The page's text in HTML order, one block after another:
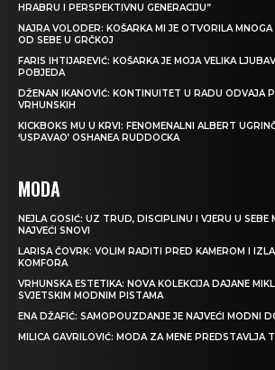
HRABRU I PERSPEKTIVNU GENERACIJU”
NAJRA VOLODER: KOŠARKA MI JE OTVORILA
OD SEBE U GRČKOJ
FARIS IHTIJAREVIĆ: KOŠARKA JE MOJA VELIKA
POBJEDA
DŽENAN IKANOVIĆ: KONTINUITET U RADU ODVAJA
VRHUNSKIH
KICKBOKS MU U KRVI: FENOMENALNI ALBERT
‘USPAVAO’ OSHANEA RUDDOCKA
MODA
NEJLA GOSIĆ: UZ TRUD, DISCIPLINU I VJERU U SEBE
NAJVEĆI SNOVI
LARISA ČOVRK: VOLIM RADITI PRED KAMEROM I
KOMFORA
VRHUNSKA ESTETIKA: NOVA KOLEKCIJA DAJANE
SVJETSKIM MODNIM PISTAMA
ENA DŽAFIĆ: SAMOPOUZDANJE JE NAJVEĆI MODNI
MILICA GAVRILOVIĆ: MODA ZA MENE PREDSTAVLJA